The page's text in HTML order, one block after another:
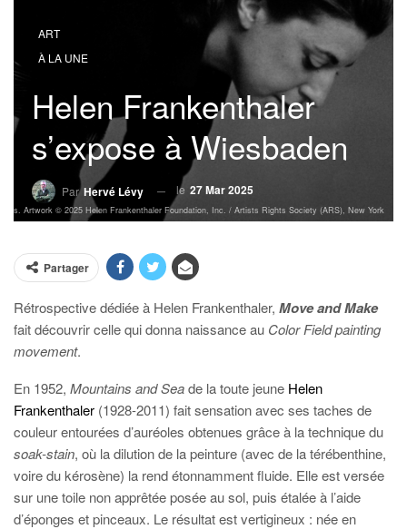
ART
À LA UNE
Helen Frankenthaler
s’expose à Wiesbaden
ParHervé Lévy le 27 Mar 2025
Artwork © 2025 Helen Frankenthaler Foundation, Inc. / Artists Rights Society (ARS), New York
Partager
Rétrospective dédiée à Helen Frankenthaler, Move and Make
fait découvrir celle qui donna naissanceau Color Field painting
movement.
En 1952, Mountains and Seade la toute jeune Helen
Frankenthaler (1928-2011) fait sensation avec ses taches de
couleur entourées d’auréoles obtenues grâce à la technique du
soak-stain, où la dilution de la peinture (avec de la térébenthine,
voire du kérosène) la rend étonnamment fluide. Elle est versée
sur une toile non apprêtée posée au sol, puis étalée à l’aide
d’éponges et pinceaux. Le résultat est vertigineux : née en